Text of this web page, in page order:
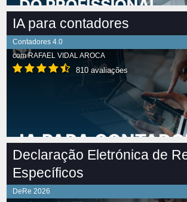
IA para contadores
Contadores 4.0
comRAFAEL VIDAL AROCA
810 avaliações
Declaração Eletrónica de
Específicos
DeRe 2026